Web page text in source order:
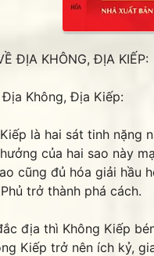
ĐỊA KHÔNG, ĐỊA KIẾP:
Địa Không, Địa Kiếp:
là hai sát tinh nặng
của hai sao này
cũng đủ hóa giải hầu
trở thành phá cách.
địa thì Không Kiếp
Kiếp trở nên ích kỷ,